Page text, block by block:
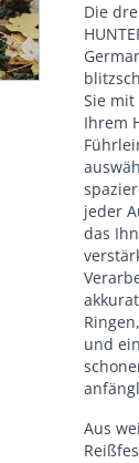
Die
Sie
Ihrem
jeder
das
und
Aus